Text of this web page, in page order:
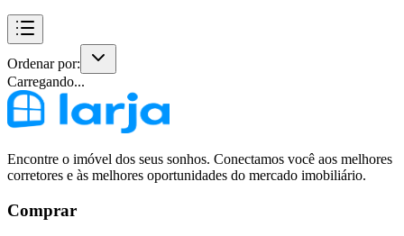
Ordenar por:
Carregando...
Encontre o imóvel dos seus sonhos. Conectamos você aos melhores
corretores e às melhores oportunidades do mercado imobiliário.
Comprar